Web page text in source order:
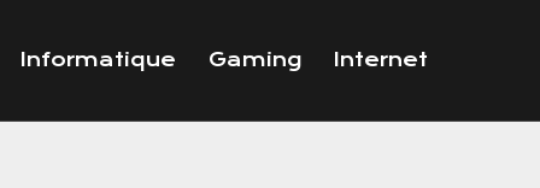
Informatique Gaming Internet